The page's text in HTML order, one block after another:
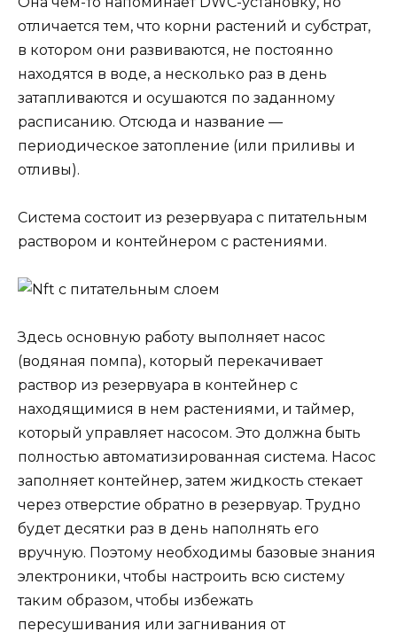
отличается тем, что корни растений и субстрат,
в котором они развиваются, не постоянно
находятся в воде, а несколько раз в день
затапливаются и осушаются по заданному
расписанию. Отсюда и название —
периодическое затопление (или приливы и
отливы).
Система состоит из резервуара с питательным
раствором и контейнером с растениями.
Здесь основную работу выполняет насос
(водяная помпа), который перекачивает
раствор из резервуара в контейнер с
находящимися в нем растениями, и таймер,
который управляет насосом. Это должна быть
полностью автоматизированная система. Насос
заполняет контейнер, затем жидкость стекает
через отверстие обратно в резервуар. Трудно
будет десятки раз в день наполнять его
вручную. Поэтому необходимы базовые знания
электроники, чтобы настроить всю систему
таким образом, чтобы избежать
пересушивания или загнивания от